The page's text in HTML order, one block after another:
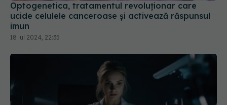
Optogenetica, tratamentul revoluționar care
ucide celulele canceroase și activează răspunsul
imun
18 iul 2024, 22:35